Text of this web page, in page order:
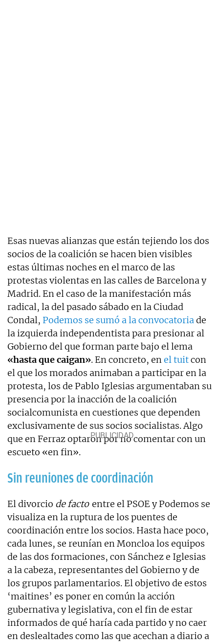
Esas nuevas alianzas que están tejiendo los dos
socios de la coalición se hacen bien visibles
estas últimas noches en el marco de las
protestas violentas en las calles de Barcelona y
Madrid. En el caso de la manifestación más
radical, la del pasado sábado en la Ciudad
Condal, Podemos se sumó a la convocatoriade
la izquierda independentista para presionar al
Gobierno del que forman parte bajo el lema
«hasta que caigan». En concreto, enel tuitcon
el que los morados animaban a participar en la
protesta, los de Pablo Iglesias argumentaban su
presencia por la inacción de la coalición
socialcomunista en cuestiones que dependen
exclusivamente de sus socios socialistas. Algo
que en Ferraz optaron por no comentar con un
escueto «en fin».
Sin reuniones de coordinación
El divorcio de facto entre el PSOE y Podemos se
visualiza en la ruptura de los puentes de
coordinación entre los socios. Hasta hace poco,
cada lunes, se reunían en Moncloa los equipos
de las dos formaciones, con Sánchez e Iglesias
a la cabeza, representantes del Gobierno y de
los grupos parlamentarios. El objetivo de estos
‘maitines’ es poner en común la acción
gubernativa y legislativa, con el fin de estar
informados de qué haría cada partido y no caer
en deslealtades como las que acechan a diario a